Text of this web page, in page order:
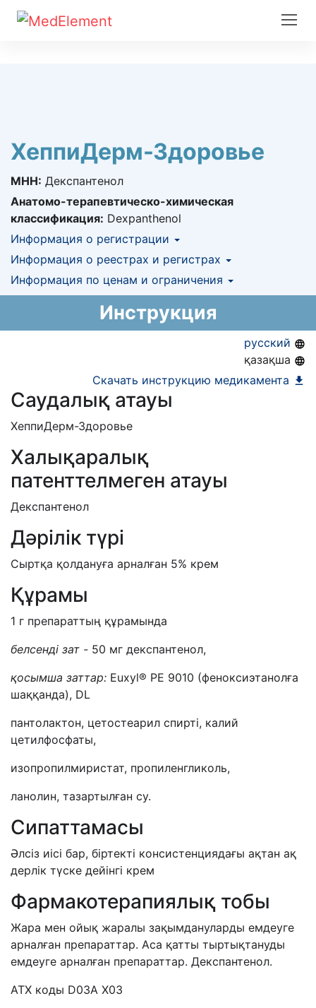
ХеппиДерм-Здоровье
МНН: Декспантенол
Анатомо-терапевтическо-химическая
классификация: Dexpanthenol
Информация о регистрации
Номер регистрации в РК:№ РК-ЛС-5№020754
Информация о регистрации в РК:02.09.2014 -
02.09.2019
Информация о реестрах и регистрах
КНФ (ЛС включено в Казахстанский
национальный формуляр лекарственных
Информация по ценам и ограничения
Инструкция
русский
қазақша
Скачать инструкцию медикамента
Саудалық атауы
ХеппиДерм-Здоровье
Халықаралық
патенттелмеген атауы
Декспантенол
Дәрілік түрі
Сыртқа қолдануға арналған 5% крем
Құрамы
1 г препараттың құрамында
белсенді зат - 50 мг декспантенол,
қосымша заттар: Euxyl® PE 9010 (феноксиэтанолға
шаққанда), DL
пантолактон, цетостеарил спирті, калий
цетилфосфаты,
изопропилмиристат, пропиленгликоль,
ланолин, тазартылған су.
Сипаттамасы
Әлсіз иісі бар, біртекті консистенциядағы ақтан ақ
дерлік түске дейінгі крем
Фармакотерапиялық тобы
Жара мен ойық жаралы зақымдануларды емдеуге
арналған препараттар. Аса қатты тыртықтануды
емдеуге арналған препараттар. Декспантенол.
АТХ коды D03A X03